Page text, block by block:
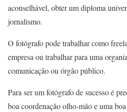
aconselhável, obter um diploma
jornalismo.
O fotógrafo pode trabalhar como
empresa ou trabalhar para uma
comunicação ou órgão público.
Para ser um fotógrafo de sucesso é
boa coordenação olho-mão e uma